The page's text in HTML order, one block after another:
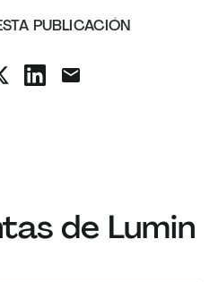
PUBLICACIÓN
de Lumin